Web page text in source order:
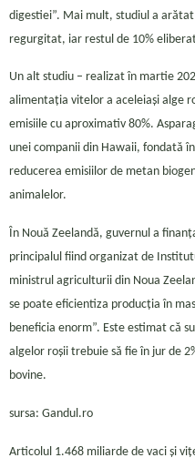
digestiei”. Mai mult, studiul a
regurgitat, iar restul de 10%
Un alt studiu – realizat în martie
alimentația vitelor a aceleiași alge
emisiile cu aproximativ 80%.
unei companii din Hawaii, fondată
reducerea emisiilor de metan
animalelor.
În Nouă Zeelandă, guvernul a
principalul fiind organizat de
ministrul agriculturii din Noua
se poate eficientiza producția în
beneficia enorm”. Este estimat că
algelor roșii trebuie să fie în jur de
bovine.
sursa: Gandul.ro
Articolul 1.468 miliarde de vaci și